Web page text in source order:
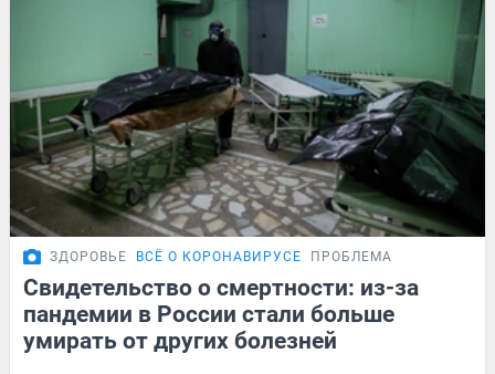
ЗДОРОВЬЕ ВСЁ О КОРОНАВИРУСЕ ПРОБЛЕМА
Свидетельство о смертности: из-за
пандемии в России стали больше
умирать от других болезней